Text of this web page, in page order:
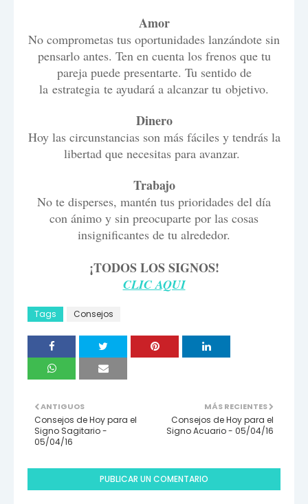
Amor
No comprometas tus oportunidades lanzándote sin
pensarlo antes. Ten en cuenta los frenos que tu
pareja puede presentarte. Tu sentido de
la estrategia te ayudará a alcanzar tu objetivo.
Dinero
Hoy las circunstancias son más fáciles y tendrás la
libertad que necesitas para avanzar.
Trabajo
No te disperses, mantén tus prioridades del día
con ánimo y sin preocuparte por las cosas
insignificantes de tu alrededor.
¡TODOS LOS SIGNOS!
CLIC AQUI
Tags Consejos
MÁS RECIENTES
Consejos de Hoy para el
Signo Acuario - 05/04/16
ANTIGUOS
Consejos de Hoy para el
Signo Sagitario -
05/04/16
PUBLICAR UN COMENTARIO